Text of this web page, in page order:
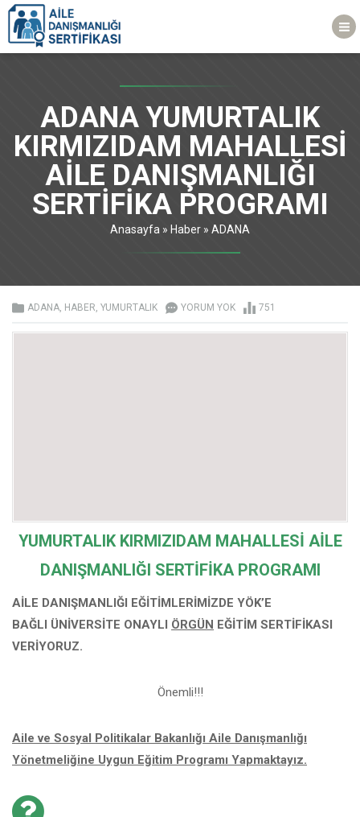
ADANA YUMURTALIK
KIRMIZIDAM MAHALLESİ
AİLE DANIŞMANLIĞI
SERTİFİKA PROGRAMI
Anasayfa » Haber » ADANA
ADANA, HABER, YUMURTALIK YORUM YOK 751
YUMURTALIK KIRMIZIDAM MAHALLESİ AİLE
DANIŞMANLIĞI SERTİFİKA PROGRAMI
AİLE DANIŞMANLIĞI EĞİTİMLERİMİZDE YÖK’E
BAĞLI ÜNİVERSİTE ONAYLI ÖRGÜN EĞİTİM SERTİFİKASI
VERİYORUZ.
Önemli!!!
Aile ve Sosyal Politikalar Bakanlığı Aile Danışmanlığı
Yönetmeliğine Uygun Eğitim Programı Yapmaktayız.